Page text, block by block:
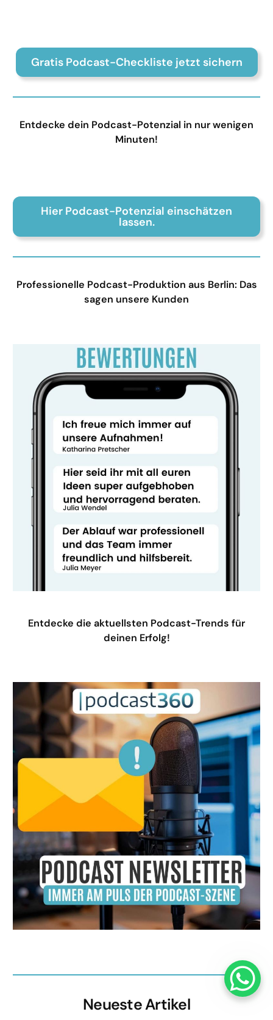
Gratis Podcast-Checkliste jetzt sichern
Entdecke dein Podcast-Potenzial in nur wenigen
Minuten!
Hier Podcast-Potenzial einschätzen
lassen.
Professionelle Podcast-Produktion aus Berlin: Das
sagen unsere Kunden
Entdecke die aktuellsten Podcast-Trends für
deinen Erfolg!
Neueste Artikel